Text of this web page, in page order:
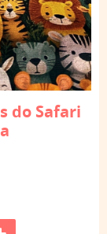
do Safari